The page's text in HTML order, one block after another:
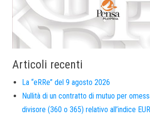
Articoli recenti
La “eRRe” del 9 agosto 2026
Nullità di un contratto di mutuo per
divisore (360 o 365) relativo all’indice